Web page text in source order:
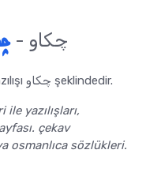
- çekav - چكاو -
çekav kelimesinin osmanlıca yazılışı چكاو şeklindedir.
yazılışları,
çekav
osmanlıca sözlükleri.